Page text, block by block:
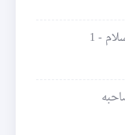
- 1